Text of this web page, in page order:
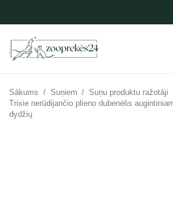
Sākums / Suņiem / Suņu produktu ražotāji
Trixie nerūdijančio plieno dubenėlis
dydžių